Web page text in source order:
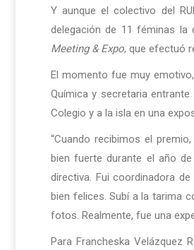
Y aunque el colectivo del
delegación de 11 féminas la
Meeting & Expo, que efectuó
El momento fue muy
Química y secretaria
Colegio y a la isla en una
“Cuando recibimos el
bien fuerte durante el año
directiva. Fui coordinadora
bien felices. Subí a la tarima
fotos. Realmente, fue una
Para Francheska Velázquez